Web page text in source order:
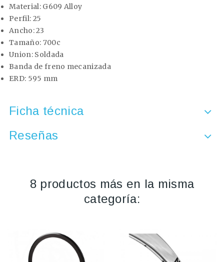
Material: G609 Alloy
Perfil: 25
Ancho: 23
Tamaño: 700c
Union: Soldada
Banda de freno mecanizada
ERD: 595 mm
Ficha técnica
Reseñas
8 productos más en la misma
categoría: